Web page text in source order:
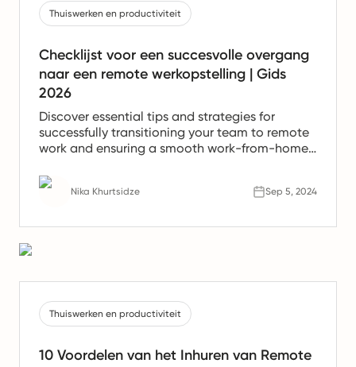
Thuiswerken en productiviteit
Checklijst voor een succesvolle overgang
naar een remote werkopstelling | Gids
2026
Discover essential tips and strategies for
successfully transitioning your team to remote
work and ensuring a smooth work-from-home
Nika Khurtsidze Sep 5, 2024
Thuiswerken en productiviteit
10 Voordelen van het Inhuren van Remote